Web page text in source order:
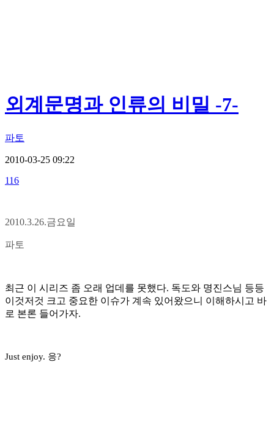
외계문명과 인류의 비밀 -7-
파토
2010-03-25 09:22
116
2010.3.26.금요일
파토
최근 이 시리즈 좀 오래 업데를 못했다. 독도와 명진스님 등등
이것저것 크고 중요한 이슈가 계속 있어왔으니 이해하시고 바
로 본론 들어가자.
Just enjoy. 응?